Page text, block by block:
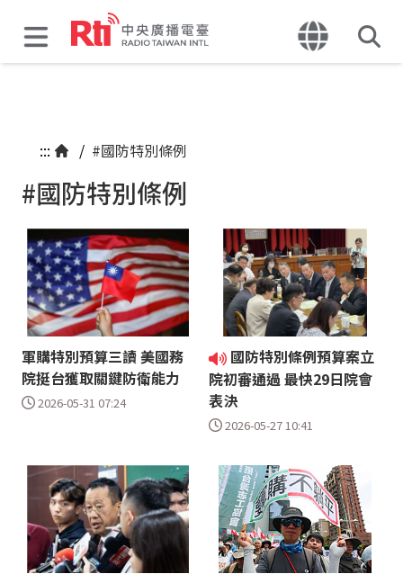
::: / #國防特別條例
#國防特別條例
軍購特別預算三讀 美國務
院挺台獲取關鍵防衛能力
2026-05-31 07:24
國防特別條例預算案立
院初審通過 最快29日院會
表決
2026-05-27 10:41